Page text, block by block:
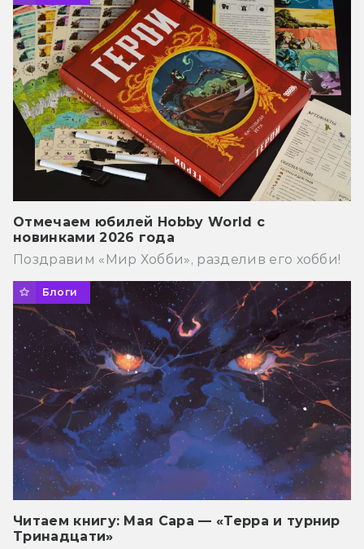
Отмечаем юбилей Hobby World с
новинками 2026 года
Поздравим «Мир Хобби», разделив его хобби!
Блоги
Читаем книгу: Мая Сара — «Терра и турнир
Тринадцати»